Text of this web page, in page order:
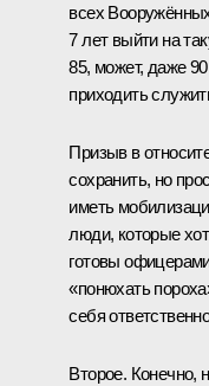
всех
7 лет выйти на
85, может, даже
приходить
Призыв в
сохранить, но
иметь
люди, которые
готовы
«понюхать
себя
Второе. Конечно,